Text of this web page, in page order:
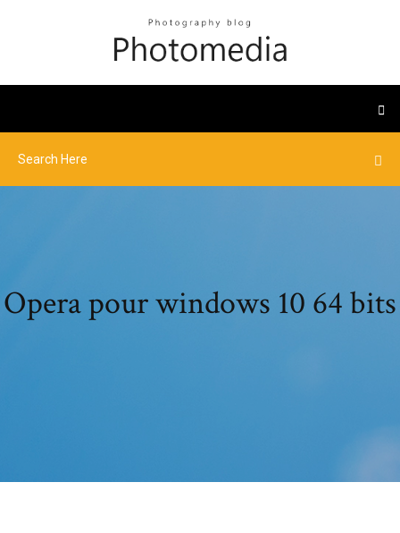
Opera pour windows 10 64 bits